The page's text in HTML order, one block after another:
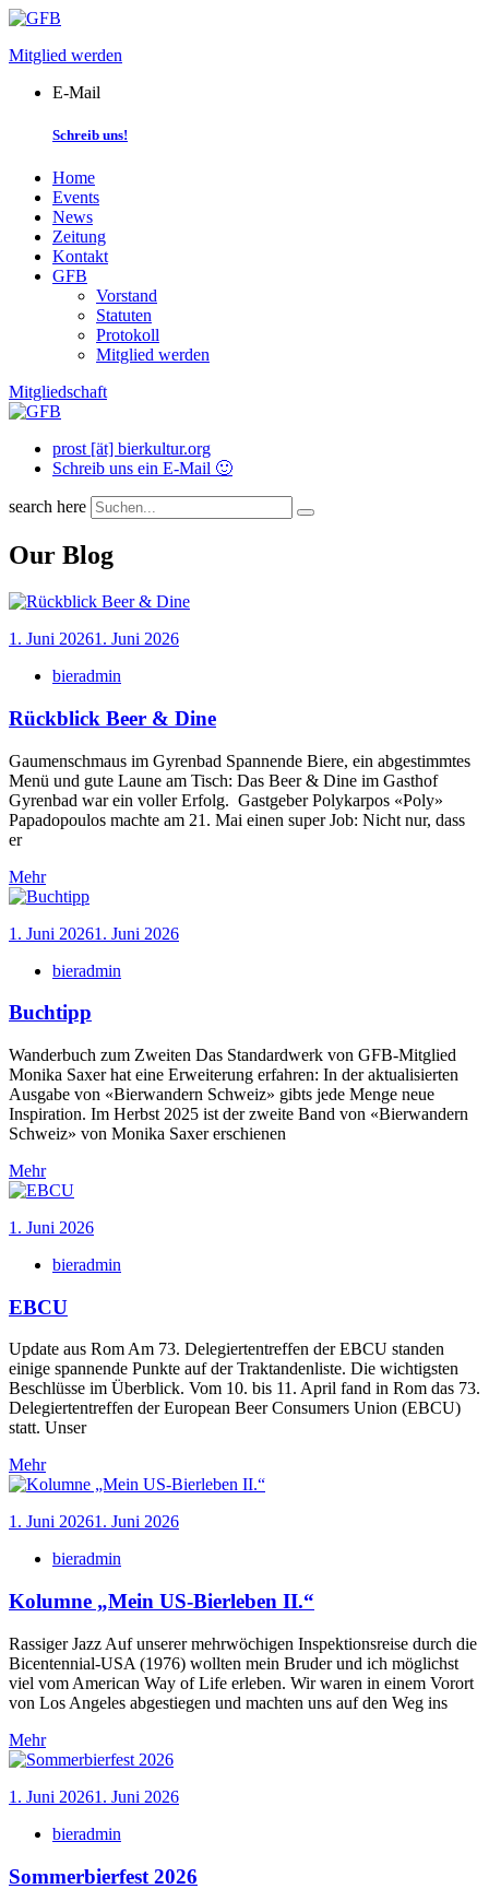
Skip
content
Mitglied werden
E-Mail
Schreib uns!
Home
Events
News
Zeitung
Kontakt
GFB
Vorstand
Statuten
Protokoll
Mitglied werden
Mitgliedschaft
prost [ät] bierkultur.org
Schreib uns ein E-Mail 🙂
search here
Our Blog
1. Juni 20261. Juni 2026
bieradmin
Rückblick Beer & Dine
Gaumenschmaus im Gyrenbad Spannende Biere, ein abgestimmtes
Menü und gute Laune am Tisch: Das Beer & Dine im Gasthof
Gyrenbad war ein voller Erfolg. Gastgeber Polykarpos «Poly»
Papadopoulos machte am 21. Mai einen super Job: Nicht nur, dass
er
Mehr
1. Juni 20261. Juni 2026
bieradmin
Buchtipp
Wanderbuch zum Zweiten Das Standardwerk von GFB-Mitglied
Monika Saxer hat eine Erweiterung erfahren: In der aktualisierten
Ausgabe von «Bierwandern Schweiz» gibts jede Menge neue
Inspiration. Im Herbst 2025 ist der zweite Band von «Bierwandern
Schweiz» von Monika Saxer erschienen
Mehr
1. Juni 2026
bieradmin
EBCU
Update aus Rom Am 73. Delegiertentreffen der EBCU standen
einige spannende Punkte auf der Traktandenliste. Die wichtigsten
Beschlüsse im Überblick. Vom 10. bis 11. April fand in Rom das 73.
Delegiertentreffen der European Beer Consumers Union (EBCU)
statt. Unser
Mehr
1. Juni 20261. Juni 2026
bieradmin
Kolumne „Mein US-Bierleben II.“
Rassiger Jazz Auf unserer mehrwöchigen Inspektionsreise durch die
Bicentennial-USA (1976) wollten mein Bruder und ich möglichst
viel vom American Way of Life erleben. Wir waren in einem Vorort
von Los Angeles abgestiegen und machten uns auf den Weg ins
Mehr
1. Juni 20261. Juni 2026
bieradmin
Sommerbierfest 2026